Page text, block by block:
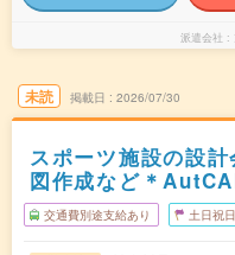
派遣会社
未読 掲載日 2026/07/30
スポーツ施設の設
図作成など＊
交通費別途支給あり 土日祝